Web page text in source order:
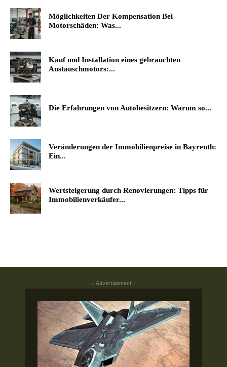
Möglichkeiten Der Kompensation Bei
Motorschäden: Was...
Kauf und Installation eines gebrauchten
Austauschmotors:...
Die Erfahrungen von Autobesitzern: Warum so...
Veränderungen der Immobilienpreise in Bayreuth:
Ein...
Wertsteigerung durch Renovierungen: Tipps für
Immobilienverkäufer...
- Advertisement -